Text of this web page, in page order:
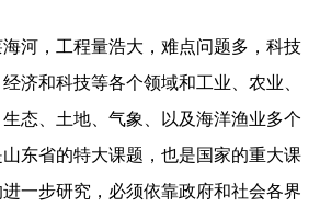
河，工程量浩大，难点问题多，科技
济和科技等各个领域和工业、农业、
态、土地、气象、以及海洋渔业多个
东省的特大课题，也是国家的重大课
一步研究，必须依靠政府和社会各界